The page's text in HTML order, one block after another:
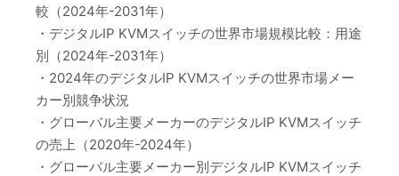
較（2024年-2031年）
・デジタルIP KVMスイッチの世界市場規模比較：用途
別（2024年-2031年）
・2024年のデジタルIP KVMスイッチの世界市場メー
カー別競争状況
・グローバル主要メーカーのデジタルIP KVMスイッチ
の売上（2020年-2024年）
・グローバル主要メーカー別デジタルIP KVMスイッチ